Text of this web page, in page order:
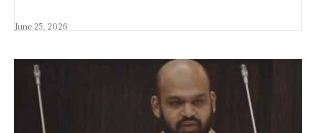
June 25, 2026